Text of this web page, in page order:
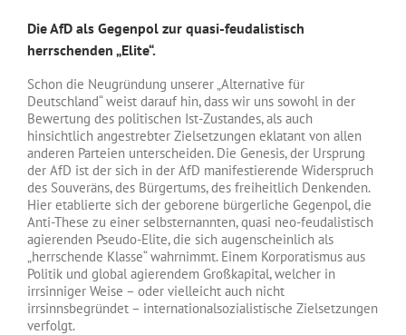
Die AfD als Gegenpol zur quasi-feudalistisch
herrschenden „Elite“.
Schon die Neugründung unserer „Alternative für
Deutschland“ weist darauf hin, dass wir uns sowohl in der
Bewertung des politischen Ist-Zustandes, als auch
hinsichtlich angestrebter Zielsetzungen eklatant von allen
anderen Parteien unterscheiden. Die Genesis, der Ursprung
der AfD ist der sich in der AfD manifestierende Widerspruch
des Souveräns, des Bürgertums, des freiheitlich Denkenden.
Hier etablierte sich der geborene bürgerliche Gegenpol, die
Anti-These zu einer selbsternannten, quasi neo-feudalistisch
agierenden Pseudo-Elite, die sich augenscheinlich als
„herrschende Klasse“ wahrnimmt. Einem Korporatismus aus
Politik und global agierendem Großkapital, welcher in
irrsinniger Weise – oder vielleicht auch nicht
irrsinnsbegründet – internationalsozialistische Zielsetzungen
verfolgt.